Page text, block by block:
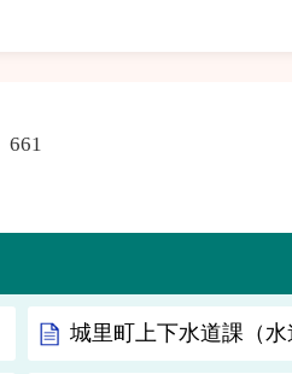
661
城里町上下水道課（